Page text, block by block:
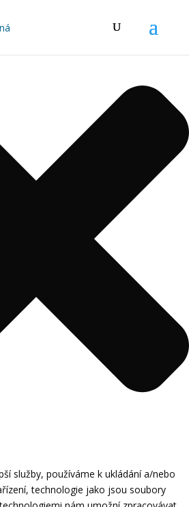
služby, používáme k ukládání a/nebo
technologie jako jsou soubory